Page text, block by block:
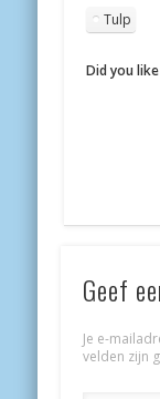
Tulp
Did you
Geef
Je e-
velden zijn